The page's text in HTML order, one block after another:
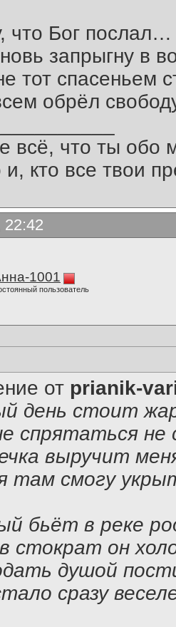
что Бог послал…
запрыгну в
тот спасеньем
обрёл
всё, что ты обо
и, кто все твои
22:42
1001
пользователь
от prianik-
день стоит
спрятаться
выручит
там смогу
бьёт в реке
стократ он
душой
сразу